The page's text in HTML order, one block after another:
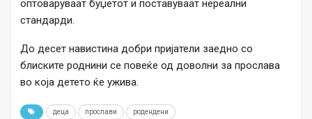
оптоваруваат буџетот и поставуваат нереални
стандарди.
До десет навистина добри пријатели заедно со
блиските роднини се повеќе од доволни за прослава
во која детето ќе ужива.
деца прослави родендени